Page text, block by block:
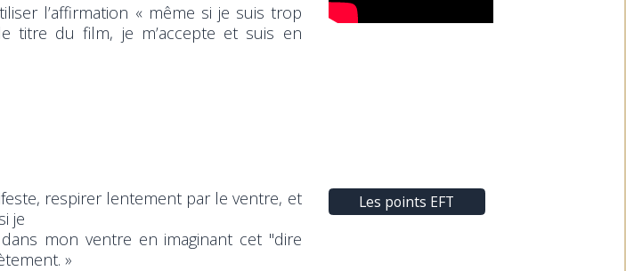
l’affirmation « même si je suis trop
titre du film, je m’accepte et suis en
respirer lentement par le ventre, et
je
mon ventre en imaginant cet "dire
»
Les points EFT